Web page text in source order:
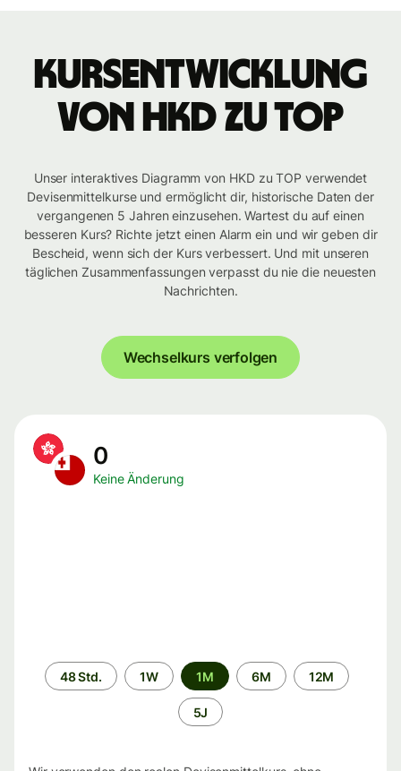
Kursentwicklung
von HKD zu TOP
Unser interaktives Diagramm von HKD zu TOP verwendet
Devisenmittelkurse und ermöglicht dir, historische Daten der
vergangenen 5 Jahren einzusehen. Wartest du auf einen
besseren Kurs? Richte jetzt einen Alarm ein und wir geben dir
Bescheid, wenn sich der Kurs verbessert. Und mit unseren
täglichen Zusammenfassungen verpasst du nie die neuesten
Nachrichten.
Wechselkurs verfolgen
0
Keine Änderung
Zeitraum
48 Std. 1W 1M 6M 12M
5J